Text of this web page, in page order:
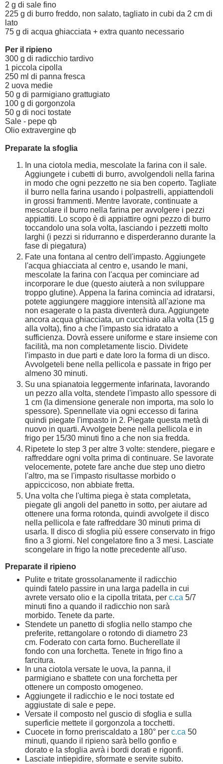
2 g di sale fino
225 g di burro freddo, non salato, tagliato in cubi da 2 cm di
lato
75 g di acqua ghiacciata + extra quanto necessario
Per il ripieno
300 g di radicchio tardivo
1 piccola cipolla
250 ml di panna fresca
2 uova medie
50 g di parmigiano grattugiato
100 g di gorgonzola
50 g di noci tostate
Sale - pepe qb
Olio extravergine qb
Preparate la sfoglia
In una ciotola media, mescolate la farina con il sale.
Aggiungete i cubetti di burro, avvolgendoli nella farina
in modo che ogni pezzetto ne sia ben coperto. Tagliate
il burro nella farina usando i polpastrelli, appiattendoli
in grossi frammenti. Mentre lavorate, continuate a
mescolare il burro nella farina per avvolgere i pezzi
appiattiti. Lo scopo è di appiattire ogni pezzo di burro
toccandolo una sola volta, lasciando i pezzetti molto
larghi (i pezzi si ridurranno e disperderanno durante la
fase di piegatura)
Fate una fontana al centro dell'impasto. Aggiungete
l'acqua ghiacciata al centro e, usando le mani,
mescolate la farina con l'acqua per cominciare ad
incorporare le due (questo aiuterà a non sviluppare
troppo glutine). Appena la farina comincia ad idratarsi,
potete aggiungere maggiore intensità all'azione ma
non esagerate o la pasta diventerà dura. Aggiungete
ancora acqua ghiacciata, un cucchiaio alla volta (15 g
alla volta), fino a che l'impasto sia idratato a
sufficienza. Dovrà essere uniforme e stare insieme con
facilità, ma non completamente liscio. Dividete
l'impasto in due parti e date loro la forma di un disco.
Avvolgeteli bene nella pellicola e passate in frigo per
almeno 30 minuti.
Su una spianatoia leggermente infarinata, lavorando
un pezzo alla volta, stendete l'impasto allo spessore di
1 cm (la dimensione generale non importa, ma solo lo
spessore). Spennellate via ogni eccesso di farina
quindi piegate l'impasto in 2. Piegate questa metà di
nuovo in quarti. Avvolgete bene nella pellicola e in
frigo per 15/30 minuti fino a che non sia fredda.
Ripetete lo step 3 per altre 3 volte: stendere, piegare e
raffreddare ogni volta prima di continuare. Se lavorate
velocemente, potete fare anche due step uno dietro
l'altro, ma se l'impasto risultasse morbido o
appiccicoso, non abbiate fretta.
Una volta che l'ultima piega è stata completata,
piegate gli angoli del panetto in sotto, per aiutare ad
ottenere una forma rotonda, quindi avvolgete il disco
nella pellicola e fate raffreddare 30 minuti prima di
usarla. Il disco di sfoglia più essere conservato in frigo
fino a 3 giorni. Nel congelatore fino a 3 mesi. Lasciate
scongelare in frigo la notte precedente all'uso.
Preparate il ripieno
Pulite e tritate grossolanamente il radicchio
quindi fatelo passire in una larga padella in cui
avrete versato olio e la cipolla tritata, per c.ca 5/7
minuti fino a quando il radicchio non sarà
morbido. Tenete da parte.
Stendete un panetto di sfoglia nello stampo che
preferite, rettangolare o rotondo di diametro 23
cm. Foderato con carta forno. Bucherellate il
fondo con una forchetta. Tenete in frigo fino a
farcitura.
In una ciotola versate le uova, la panna, il
parmigiano e sbattete con una forchetta per
ottenere un composto omogeneo.
Aggiungete il radicchio e le noci tostate ed
aggiustate di sale e pepe.
Versate il composto nel guscio di sfoglia e sulla
superficie mettete il gorgonzola a tocchetti.
Cuocete in forno preriscaldato a 180° per c.ca 50
minuti, quando il ripieno sarà bello gonfio e
dorato e la sfoglia avrà i bordi dorati e rigonfi.
Lasciate intiepidire, sformate e servite subito.